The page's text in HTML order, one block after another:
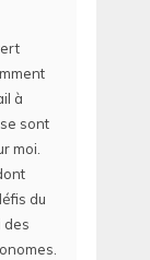
à
sont
moi.
du
des